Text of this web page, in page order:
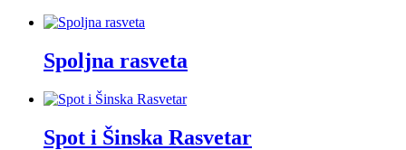
Spoljna rasveta
Spot i Šinska Rasvetar